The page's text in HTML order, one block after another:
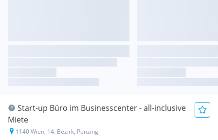
Start-up Büro im Businesscenter - all-inclusive
Miete
1140 Wien, 14. Bezirk, Penzing